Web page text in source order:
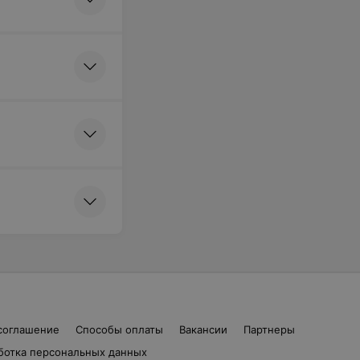
Записаться
ЗаписатьсяСпособы оплаты Вакансии
Партнеры
персональных данных